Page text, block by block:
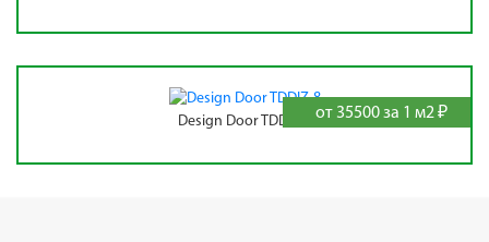
от 35500 за 1 м2 ₽
Design Door TDDIZ-8